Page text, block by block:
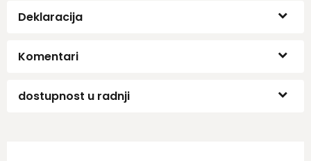
Deklaracija
Komentari
dostupnost u radnji